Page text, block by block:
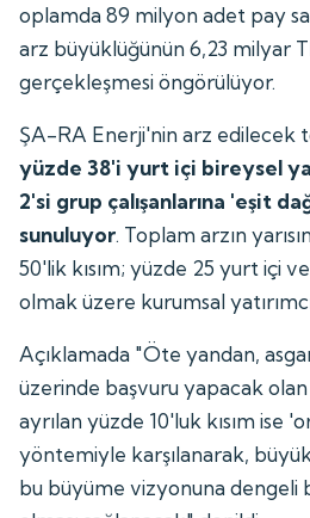
oplamda 89 milyon adet pay
arz büyüklüğünün 6,23 milyar
gerçekleşmesi öngörülüyor.
ŞA-RA Enerji'nin arz edilecek
yüzde 38'i yurt içi bireysel
2'si grup çalışanlarına 'eşit
sunuluyor. Toplam arzın
50'lik kısım; yüzde 25 yurt içi
olmak üzere kurumsal
Açıklamada "Öte yandan,
üzerinde başvuru yapacak olan
ayrılan yüzde 10'luk kısım ise
yöntemiyle karşılanarak,
bu büyüme vizyonuna dengeli